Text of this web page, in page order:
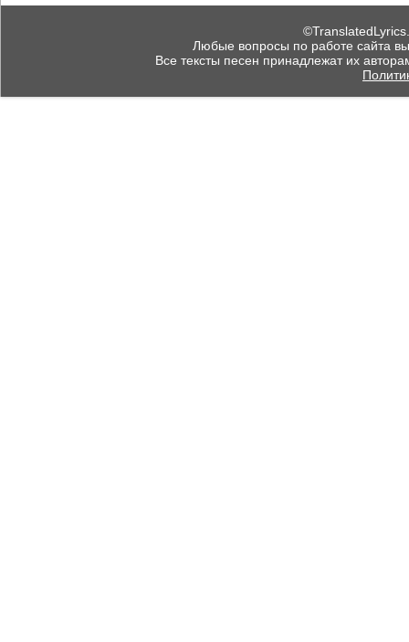
Любые вопросы по работе сайта
Все тексты песен принадлежат их